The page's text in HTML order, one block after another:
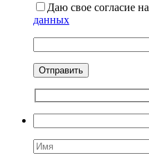
Даю свое согласие на
данных